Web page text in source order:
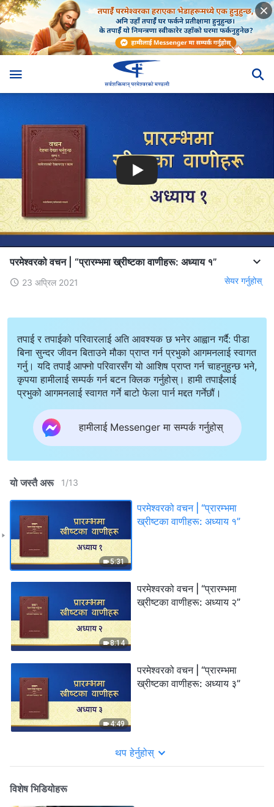
परमेश्‍वरको वचन | “प्रारम्‍भमा ख्रीष्‍टका वाणीहरू: अध्याय १”
23 अप्रिल 2021 सेयर गर्नुहोस्
तपाई र तपाईको परिवारलाई अति आवश्यक छ भनेर आह्वान गर्दै: पीडा
बिना सुन्दर जीवन बिताउने मौका प्राप्त गर्न प्रभुको आगमनलाई स्वागत
गर्नु। यदि तपाईं आफ्नो परिवारसँग यो आशिष प्राप्त गर्न चाहनुहुन्छ भने,
कृपया हामीलाई सम्पर्क गर्न बटन क्लिक गर्नुहोस्। हामी तपाईंलाई
प्रभुको आगमनलाई स्वागत गर्ने बाटो फेला पार्न मद्दत गर्नेछौं।
हामीलाई Messenger मा सम्पर्क गर्नुहोस्
यो जस्तै अरू 1/13
5:31
परमेश्‍वरको वचन | “प्रारम्‍भमा
ख्रीष्‍टका वाणीहरू: अध्याय १”
8:14
परमेश्‍वरको वचन | “प्रारम्‍भमा
ख्रीष्‍टका वाणीहरू: अध्याय २”
4:49
परमेश्‍वरको वचन | “प्रारम्‍भमा
ख्रीष्‍टका वाणीहरू: अध्याय ३”
थप हेर्नुहोस्
विशेष भिडियोहरू